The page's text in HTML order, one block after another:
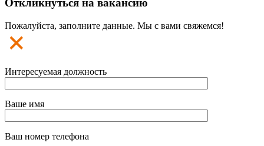
Откликнуться на вакансию
Пожалуйста, заполните данные. Мы с вами свяжемся!
Интересуемая должность
Ваше имя
Ваш номер телефона